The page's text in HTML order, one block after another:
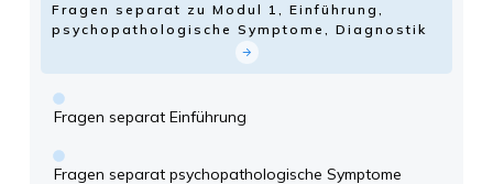
Fragen separat zu Modul 1, Einführung,
psychopathologische Symptome, Diagnostik
Fragen separat Einführung
Fragen separat psychopathologische Symptome